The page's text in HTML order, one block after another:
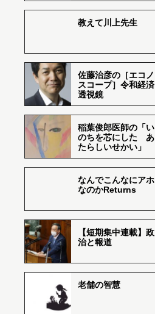
教えて川上先生
佐藤治彦の［エコノ
スコープ］令和経済
透視鏡
稲葉俊郎医師の「い
のちを芯にした あ
たらしいせかい」
なんでこんなにアホ
なのかReturns
【短期集中連載】政
治と報道
老舗の智慧